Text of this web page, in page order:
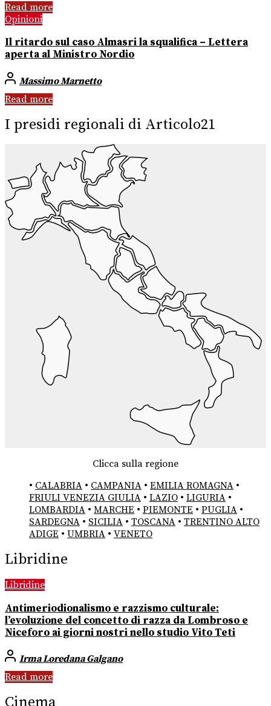
Read more
Opinioni
Il ritardo sul caso Almasri la squalifica – Lettera
aperta al Ministro Nordio
Massimo Marnetto
Read more
I presidi regionali di Articolo21
Clicca sulla regione
• CALABRIA • CAMPANIA • EMILIA ROMAGNA •
FRIULI VENEZIA GIULIA • LAZIO • LIGURIA •
LOMBARDIA • MARCHE • PIEMONTE • PUGLIA •
SARDEGNA • SICILIA • TOSCANA • TRENTINO ALTO
ADIGE • UMBRIA • VENETO
Libridine
Libridine
Antimeriodionalismo e razzismo culturale:
l’evoluzione del concetto di razza da Lombroso e
Niceforo ai giorni nostri nello studio Vito Teti
Irma Loredana Galgano
Read more